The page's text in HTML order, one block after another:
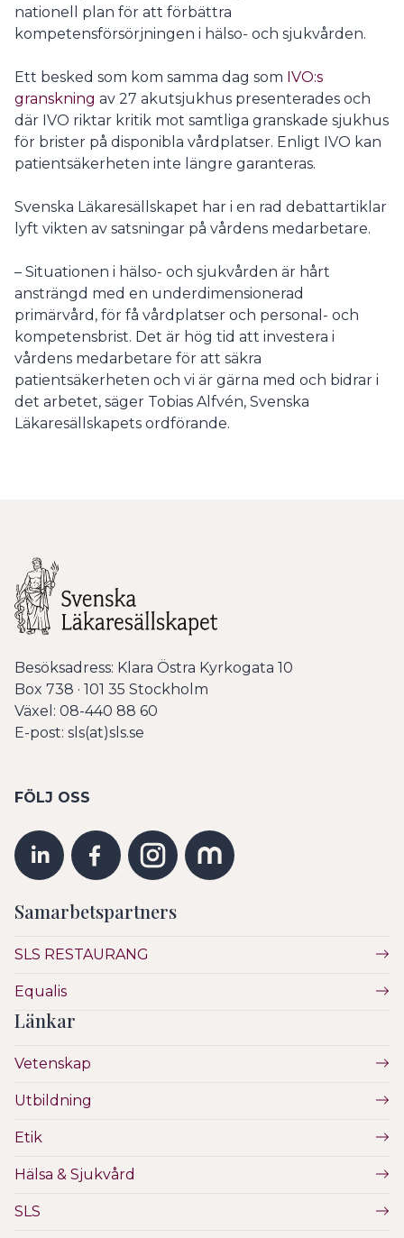
nationell plan för att förbättra
kompetensförsörjningen i hälso- och sjukvården.
Ett besked som kom samma dag som IVO:s
granskning av 27 akutsjukhus presenterades och
där IVO riktar kritik mot samtliga granskade sjukhus
för brister på disponibla vårdplatser. Enligt IVO kan
patientsäkerheten inte längre garanteras.
Svenska Läkaresällskapet har i en rad debattartiklar
lyft vikten av satsningar på vårdens medarbetare.
– Situationen i hälso- och sjukvården är hårt
ansträngd med en underdimensionerad
primärvård, för få vårdplatser och personal- och
kompetensbrist. Det är hög tid att investera i
vårdens medarbetare för att säkra
patientsäkerheten och vi är gärna med och bidrar i
det arbetet, säger Tobias Alfvén, Svenska
Läkaresällskapets ordförande.
Besöksadress: Klara Östra Kyrkogata 10
Box 738 · 101 35 Stockholm
Växel: 08-440 88 60
E-post: sls(at)sls.se
FÖLJ OSS
Samarbetspartners
SLS RESTAURANG
Equalis
Länkar
Vetenskap
Utbildning
Etik
Hälsa & Sjukvård
SLS